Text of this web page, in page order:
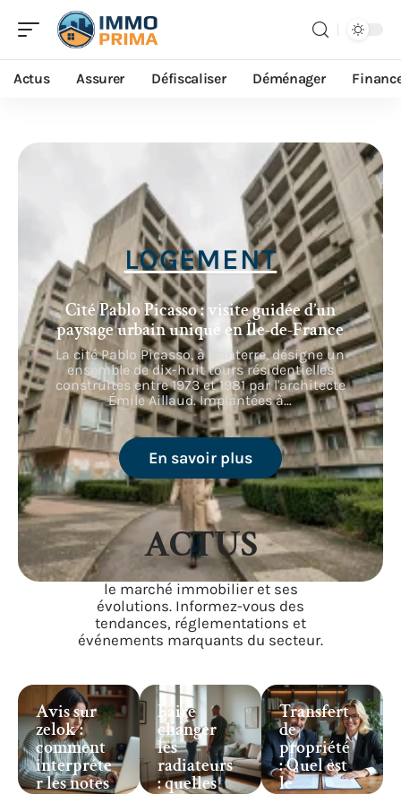
Actus Assurer Défiscaliser Déménager
LOGEMENT
Cité Pablo Picasso : visite guidée d’un
paysage urbain unique en Île-de-France
La cité Pablo Picasso, à Nanterre, désigne un
ensemble de dix-huit tours résidentielles
construites entre 1973 et 1981 par l'architecte
Émile Aillaud. Implantées à…
En savoir plus
ACTUS
Retrouvez les actualités récentes sur
le marché immobilier et ses
évolutions. Informez-vous des
tendances, réglementations et
événements marquants du secteur.
Avis sur
zelok :
comment
interpréte
r les notes
Faire
changer
les
radiateurs
: quelles
Transfert
de
propriété
: Quel est
le